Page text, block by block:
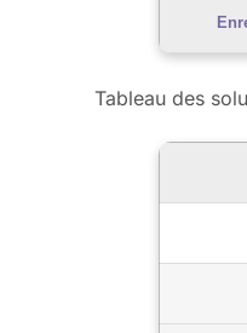
Tableau des